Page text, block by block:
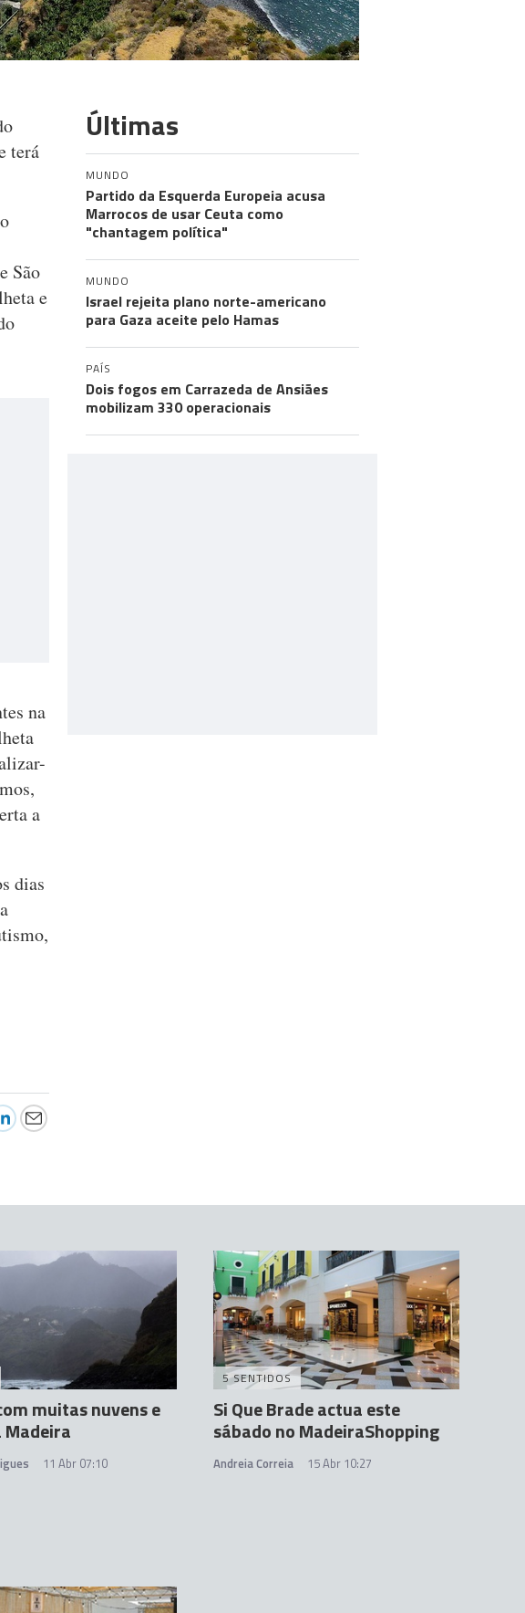
terá
São
e
na
a
dias
Últimas
MUNDO
Partido da Esquerda Europeia acusa
Marrocos de usar Ceuta como
"chantagem política"
MUNDO
Israel rejeita plano norte-americano
para Gaza aceite pelo Hamas
PAÍS
Dois fogos em Carrazeda de Ansiães
mobilizam 330 operacionais
muitas nuvens e
Madeira
11 Abr 07:10
5 SENTIDOS
Si Que Brade actua este
sábado no MadeiraShopping
Andreia Correia 15 Abr 10:27